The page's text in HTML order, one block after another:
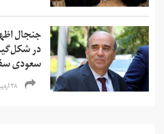
جنجال
در
سعودی
۲۸ اردیبهشت ۱۴۰۰